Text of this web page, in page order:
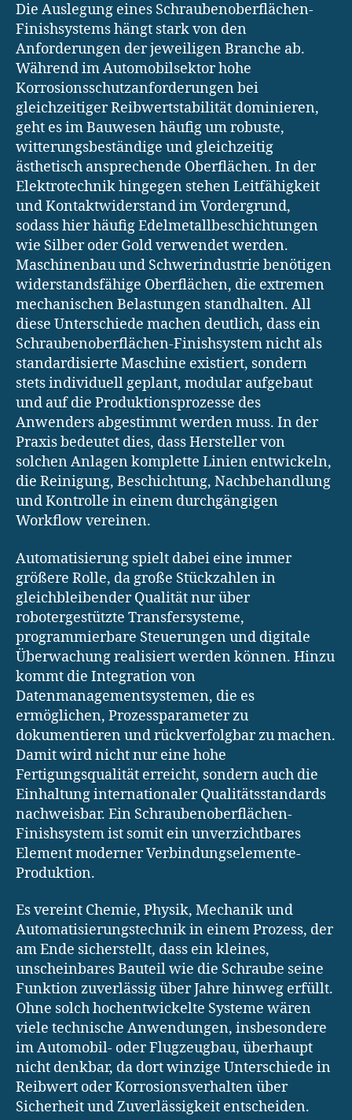
Die Auslegung eines Schraubenoberflächen-
Finishsystems hängt stark von den
Anforderungen der jeweiligen Branche ab.
Während im Automobilsektor hohe
Korrosionsschutzanforderungen bei
gleichzeitiger Reibwertstabilität dominieren,
geht es im Bauwesen häufig um robuste,
witterungsbeständige und gleichzeitig
ästhetisch ansprechende Oberflächen. In der
Elektrotechnik hingegen stehen Leitfähigkeit
und Kontaktwiderstand im Vordergrund,
sodass hier häufig Edelmetallbeschichtungen
wie Silber oder Gold verwendet werden.
Maschinenbau und Schwerindustrie benötigen
widerstandsfähige Oberflächen, die extremen
mechanischen Belastungen standhalten. All
diese Unterschiede machen deutlich, dass ein
Schraubenoberflächen-Finishsystem nicht als
standardisierte Maschine existiert, sondern
stets individuell geplant, modular aufgebaut
und auf die Produktionsprozesse des
Anwenders abgestimmt werden muss. In der
Praxis bedeutet dies, dass Hersteller von
solchen Anlagen komplette Linien entwickeln,
die Reinigung, Beschichtung, Nachbehandlung
und Kontrolle in einem durchgängigen
Workflow vereinen.
Automatisierung spielt dabei eine immer
größere Rolle, da große Stückzahlen in
gleichbleibender Qualität nur über
robotergestützte Transfersysteme,
programmierbare Steuerungen und digitale
Überwachung realisiert werden können. Hinzu
kommt die Integration von
Datenmanagementsystemen, die es
ermöglichen, Prozessparameter zu
dokumentieren und rückverfolgbar zu machen.
Damit wird nicht nur eine hohe
Fertigungsqualität erreicht, sondern auch die
Einhaltung internationaler Qualitätsstandards
nachweisbar. Ein Schraubenoberflächen-
Finishsystem ist somit ein unverzichtbares
Element moderner Verbindungselemente-
Produktion.
Es vereint Chemie, Physik, Mechanik und
Automatisierungstechnik in einem Prozess, der
am Ende sicherstellt, dass ein kleines,
unscheinbares Bauteil wie die Schraube seine
Funktion zuverlässig über Jahre hinweg erfüllt.
Ohne solch hochentwickelte Systeme wären
viele technische Anwendungen, insbesondere
im Automobil- oder Flugzeugbau, überhaupt
nicht denkbar, da dort winzige Unterschiede in
Reibwert oder Korrosionsverhalten über
Sicherheit und Zuverlässigkeit entscheiden.